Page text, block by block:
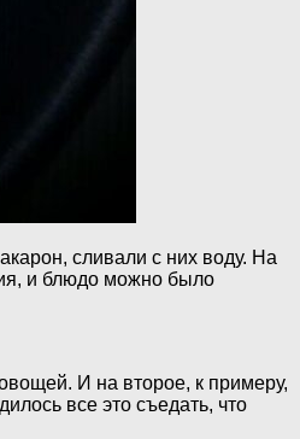
сливали с них воду. На
и блюдо можно было
И на второе, к примеру,
все это съедать, что